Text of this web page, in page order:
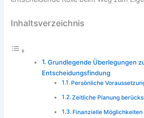
Inhaltsverzeichnis
Grundlegende Überlegungen
Entscheidungsfindung
Persönliche
Zeitliche Planung
Finanzielle